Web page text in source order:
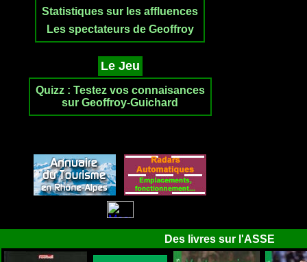
Statistiques sur les affluences
Les spectateurs de Geoffroy
Le Jeu
Quizz : Testez vos connaisances
sur Geoffroy-Guichard
Des livres sur l'ASSE